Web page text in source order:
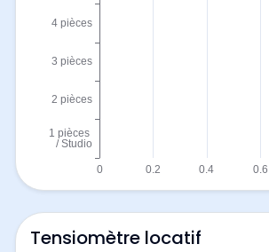
Tensiomètre locatif